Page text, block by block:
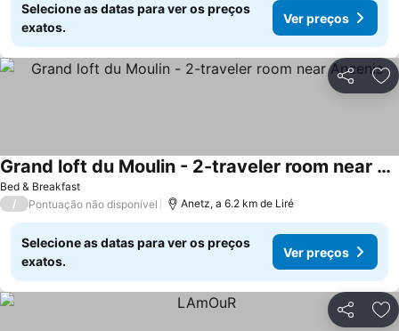
Selecione as datas para ver os preços
exatos.
Ver preços
Partilhar
Bed & Breakfast
Grand loft du Moulin - 2-traveler room near Ancenis
Ver preços
/ Pontuação não disponível Anetz, a 6.2 km de Liré
Selecione as datas para ver os preços
exatos.
Ver preços
Partilhar